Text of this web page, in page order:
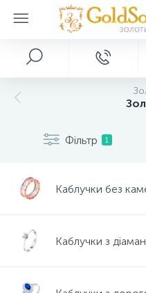
Фільтр 1
Каблучки без
Каблучки з
Головне меню
Головна
Оптовим покупцям
Дропшипінг
Нові надходження
Срібні прикраси
Срібні каблучки
Срібні підвіски
Срібні браслети
Срібні шарми
Золоті прикраси
Золоті аксесуари
Золоті каблучки
Золоті кольє
Золоті підвіски
Декор
Сувеніри